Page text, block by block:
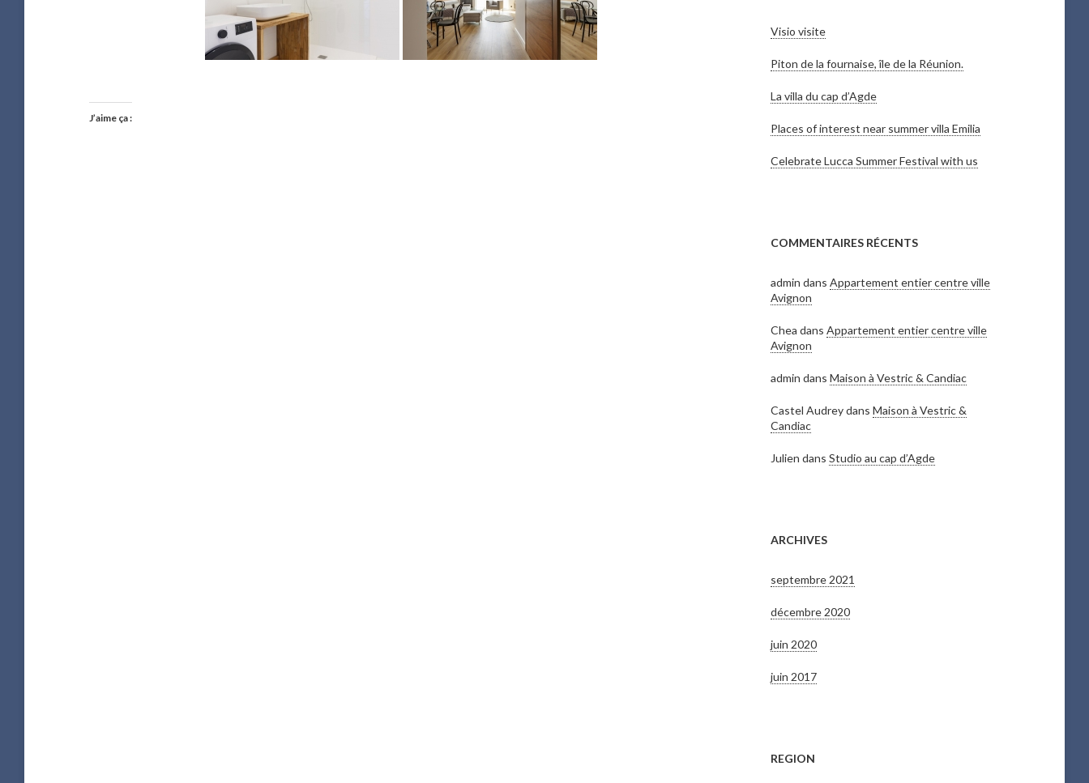
J’aime ça :
Visio visite
Piton de la fournaise, île de la Réunion.
La villa du cap d’Agde
Places of interest near summer villa Emilia
Celebrate Lucca Summer Festival with us
COMMENTAIRES RÉCENTS
admin dans Appartement entier centre ville
Avignon
Chea dans Appartement entier centre ville
Avignon
admin dans Maison à Vestric & Candiac
Castel Audreydans Maison à Vestric &
Candiac
Julien dans Studio au cap d’Agde
ARCHIVES
septembre 2021
décembre 2020
juin 2020
juin 2017
REGION